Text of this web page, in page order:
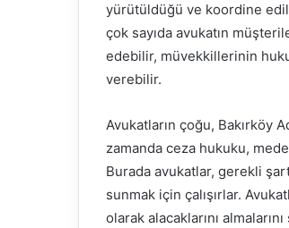
yürütüldüğü ve koordine
çok sayıda avukatın
edebilir, müvekkillerinin
verebilir.
Avukatların çoğu, Bakırköy
zamanda ceza hukuku,
Burada avukatlar, gerekli
sunmak için çalışırlar.
olarak alacaklarını